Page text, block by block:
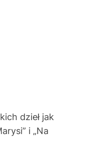
dzieł jak
i „Na